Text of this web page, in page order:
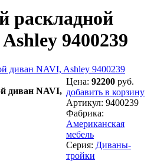
раскладной
9400239
диван NAVI,
Цена: 92200 руб.
добавить в корзину
Артикул: 9400239
Фабрика:
Американская
мебель
Серия: Диваны-
тройки